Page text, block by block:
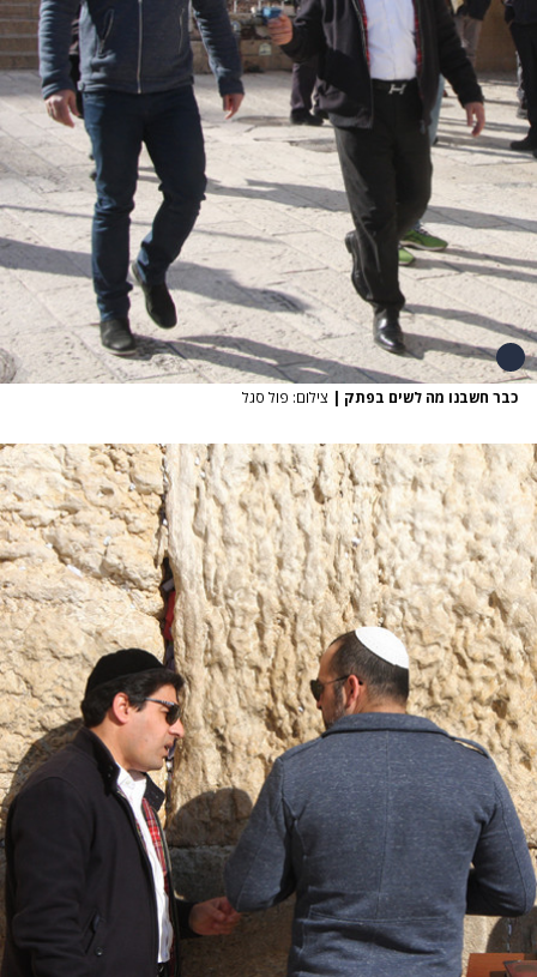
כבר חשבנו מה לשים בפתק | צילום: פול סגל